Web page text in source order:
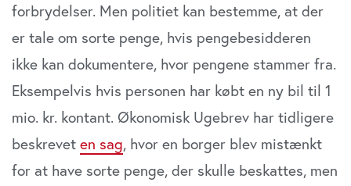
forbrydelser. Men poli­tiet kan bestemme, at der
er tale om sorte penge, hvis pengebesidderen
ikke kan dokumentere, hvor pengene stammer fra.
Eksempelvis hvis personen har købt en ny bil til 1
mio. kr. kontant. Økonomisk Ugebrev har tidlige­re
beskrevet en sag, hvor en borger blev mistænkt
for at have sorte penge, der skulle beskattes, men